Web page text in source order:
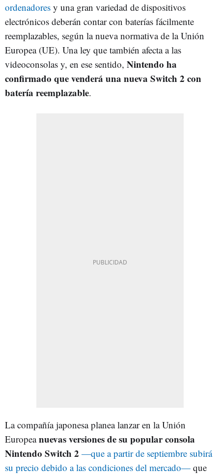
ordenadores y una gran variedad de dispositivos
electrónicos deberán contar con baterías fácilmente
reemplazables, según la nueva normativa de la Unión
Europea (UE). Una ley que también afecta a las
videoconsolas y, en ese sentido, Nintendo ha
confirmado que venderá una nueva Switch 2 con
batería reemplazable.
La compañía japonesa planea lanzar en la Unión
Europeanuevas versiones de su popular consola
Nintendo Switch 2 —que a partir de septiembre subirá
su precio debido a las condiciones del mercado— que